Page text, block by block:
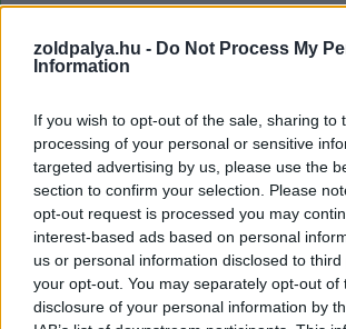
zoldpalya.hu - Do Not Process My
Information
If you wish to opt-out of the sale, sharing to
processing of your personal or sensitive
targeted advertising by us, please use the
section to confirm your selection. Please
opt-out request is processed you may
interest-based ads based on personal
us or personal information disclosed to
your opt-out. You may separately opt-out of
disclosure of your personal information by
Hozzászólások
Nem használható